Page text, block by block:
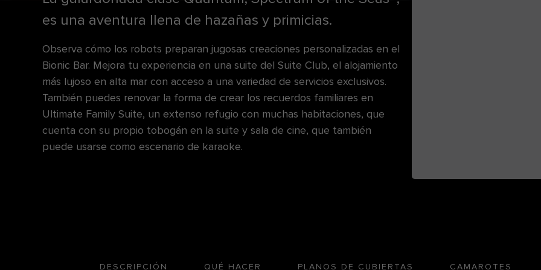
es una aventura llena de hazañas y primicias.
Observa cómo los robots preparan jugosas creaciones personalizadas en el
Bionic Bar. Mejora tu experiencia en una suite del Suite Club, el alojamiento
más lujoso en alta mar con acceso a una variedad de servicios exclusivos.
También puedes renovar la forma de crear los recuerdos familiares en
Ultimate Family Suite, un extenso refugio con muchas habitaciones, que
cuenta con su propio tobogán en la suite y sala de cine, que también
puede usarse como escenario de karaoke.
DESCRIPCIÓN QUÉ HACER PLANOS DE CUBIERTAS CAMAROTES